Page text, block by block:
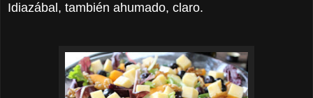
Idiazábal, también ahumado, claro.